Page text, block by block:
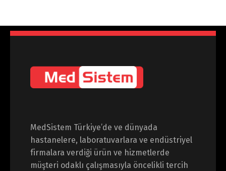
MedSistem Türkiye’de ve dünyada
hastanelere, laboratuvarlara ve endüstriyel
firmalara verdiği ürün ve hizmetlerde
müşteri odaklı çalışmasıyla öncelikli tercih